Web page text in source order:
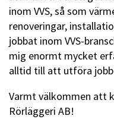
inom VVS, så som
renoveringar,
jobbat inom VVS-
mig enormt mycket
alltid till att utföra
Varmt välkommen att
Rörläggeri AB!